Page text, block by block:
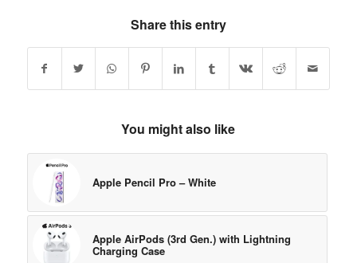
Share this entry
You might also like
Apple Pencil Pro – White
Apple AirPods (3rd Gen.) with Lightning
Charging Case